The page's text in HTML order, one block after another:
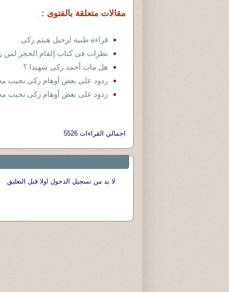
مقالات متعلقة بالفتوى :
قراءة طبية لرحيل هيثم زكى
نظرات فى كتاب إلقام الحجر
هل مات أحمد زكى شهيدا ؟
ردود على بعض أوهام زكى نجيب
ردود على بعض أوهام زكى نجيب
اجمالي القراءات 5526
لا بد من تسجيل الدخول اولا قبل التعليق